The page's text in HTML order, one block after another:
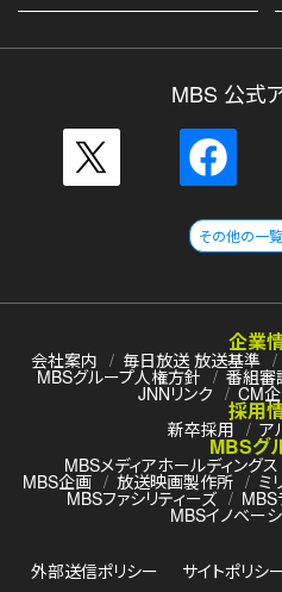
MBS 公式
その他の一
企業
会社案内 毎日放送 放送基準
MBSグループ人権方針 番組審
JNNリンク CM
採用
新卒採用 ア
MBSグ
MBSメディアホールディングス
MBS企画 放送映画製作所 ミ
MBSファシリティーズ MBS
MBSイノベーシ
外部送信ポリシー サイトポリシ